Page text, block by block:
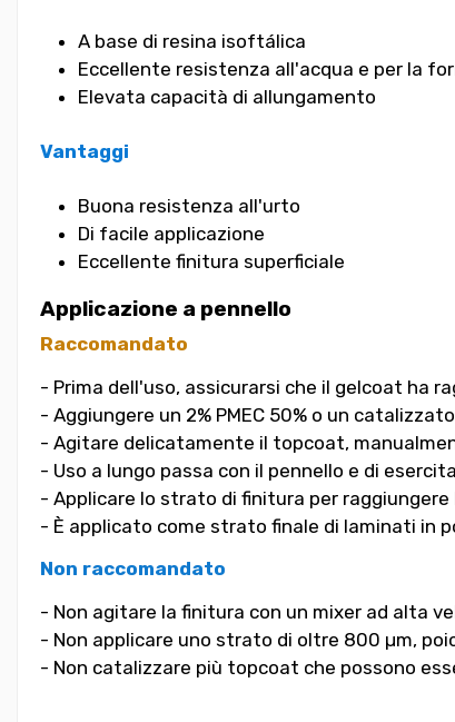
A base di resina isoftálica
Eccellente resistenza all'acqua e per la
Elevata capacità di allungamento
Vantaggi
Buona resistenza all'urto
Di facile applicazione
Eccellente finitura superficiale
Applicazione a pennello
Raccomandato
- Prima dell'uso, assicurarsi che il gelcoat ha
- Aggiungere un 2% PMEC 50% o un
- Agitare delicatamente il topcoat,
- Uso a lungo passa con il pennello e di
- Applicare lo strato di finitura per
- È applicato come strato finale di laminati in
Non raccomandato
- Non agitare la finitura con un mixer ad alta
- Non applicare uno strato di oltre 800 µm,
- Non catalizzare più topcoat che possono